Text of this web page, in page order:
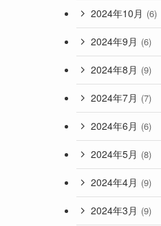
2024年10月 (6)
2024年9月 (6)
2024年8月 (9)
2024年7月 (7)
2024年6月 (6)
2024年5月 (8)
2024年4月 (9)
2024年3月 (9)